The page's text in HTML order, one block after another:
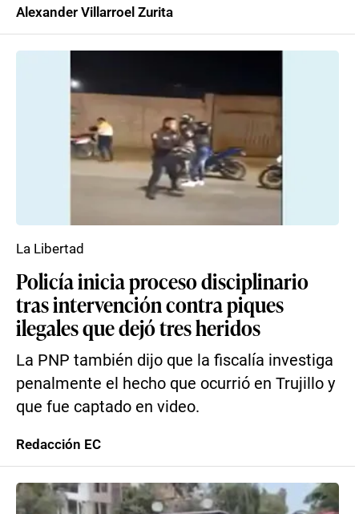
Alexander Villarroel Zurita
Policía inicia proceso disciplinario
tras intervención contra piques
ilegales que dejó tres heridos
La PNP también dijo que la fiscalía investiga
penalmente el hecho que ocurrió en Trujillo y
que fue captado en video.
La Libertad
Redacción EC